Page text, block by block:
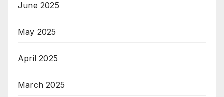
June 2025
May 2025
April 2025
March 2025